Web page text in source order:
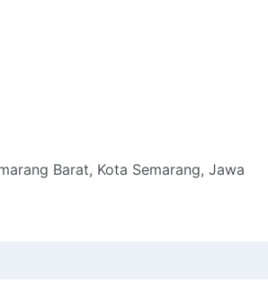
Barat, Kota Semarang, Jawa